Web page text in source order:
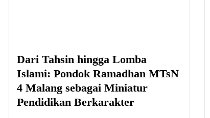
Dari Tahsin hingga Lomba
Islami: Pondok Ramadhan MTsN
4 Malang sebagai Miniatur
Pendidikan Berkarakter